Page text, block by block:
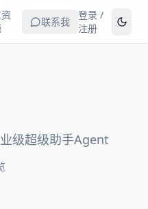
联系我
登录 /
注册
级超级助手Agent